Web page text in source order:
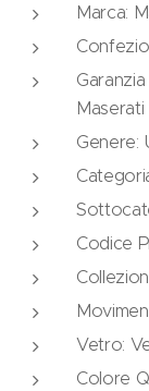
Marca:
Maserati
Genere:
Codice
Vetro:
Colore